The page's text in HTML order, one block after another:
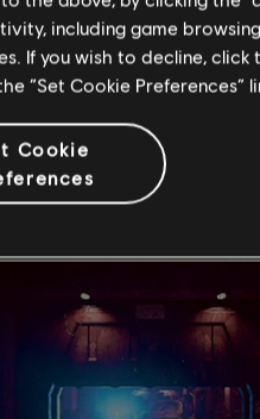
несколько
убежище».
передает неповторимую
сделала 4 зрелищных
including game
If you wish to decline, click
“Set Cookie
Cookie